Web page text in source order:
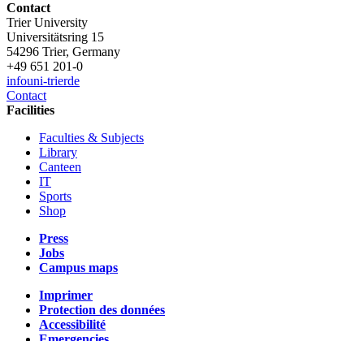
Contact
Trier University
Universitätsring 15
54296 Trier, Germany
+49 651 201-0
infouni-trierde
Contact
Facilities
Faculties & Subjects
Library
Canteen
IT
Sports
Shop
Press
Jobs
Campus maps
Imprimer
Protection des données
Accessibilité